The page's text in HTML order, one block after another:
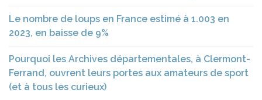
Le nombre de loups en France estimé à 1.003 en
2023, en baisse de 9%
Pourquoi les Archives départementales, à Clermont-
Ferrand, ouvrent leurs portes aux amateurs de sport
(et à tous les curieux)